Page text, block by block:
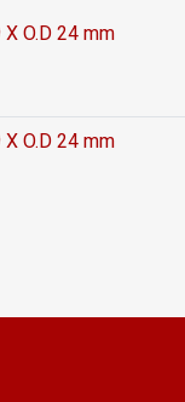
O.D 24 mm
O.D 24 mm